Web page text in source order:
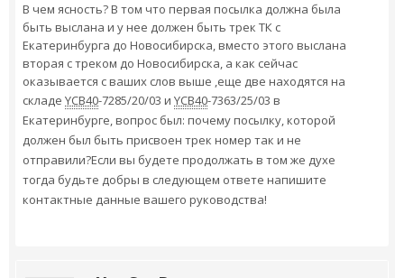
В чем ясность? В том что первая посылка должна была
быть выслана и у нее должен быть трек ТК с
Екатеринбурга до Новосибирска, вместо этого выслана
вторая с треком до Новосибирска, а как сейчас
оказывается с ваших слов выше ,еще две находятся на
складе YCB40-7285/20/03 и YCB40-7363/25/03 в
Екатеринбурге, вопрос был: почему посылку, которой
должен был быть присвоен трек номер так и не
отправили?Если вы будете продолжать в том же духе
тогда будьте добры в следующем ответе напишите
контактные данные вашего руководства!